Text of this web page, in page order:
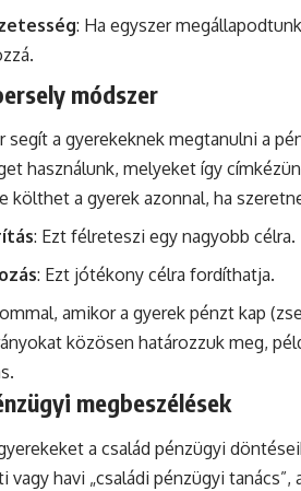
: Ha egyszer
módszer
segít a gyerekeknek megtanulni a
használunk, melyeket így
költhet a gyerek azonnal, ha
: Ezt félreteszi egy nagyobb célra.
: Ezt jótékony célra fordíthatja.
amikor a gyerek pénzt kap
közösen határozzuk meg,
megbeszélések
a család pénzügyi
vagy havi „családi pénzügyi tanács”,